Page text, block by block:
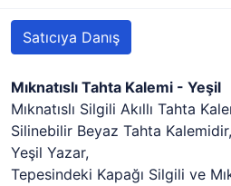
Satıcıya Danış
Mıknatıslı Tahta Kalemi - Yeşil
Mıknatıslı Silgili Akıllı Tahta
Silinebilir Beyaz Tahta Kalemidir,
Yeşil Yazar,
Tepesindeki Kapağı Silgili ve